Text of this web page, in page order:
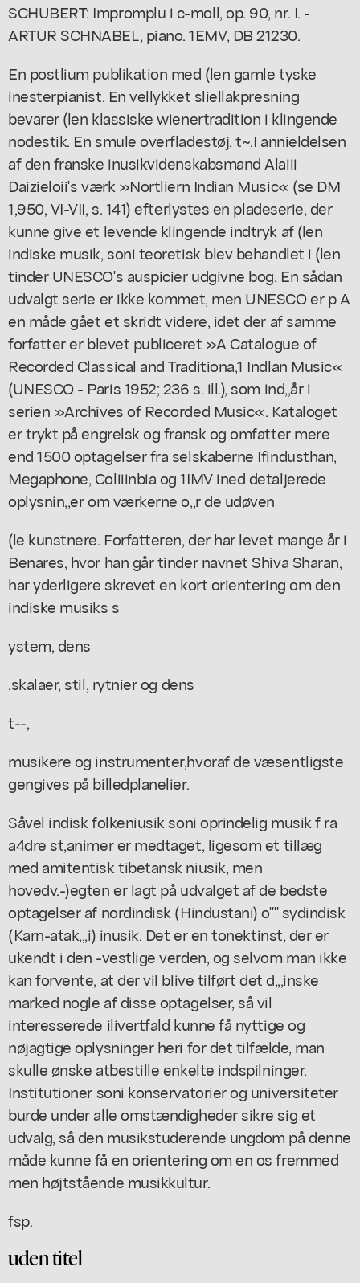
SCHUBERT: Impromplu i c-moll, op. 90, nr. I. -
ARTUR SCHNABEL, piano. 1EMV, DB 21230.
En postlium publikation med (len gamle tyske
inesterpianist. En vellykket sliellakpresning
bevarer (len klassiske wienertradition i klingende
nodestik. En smule overfladestøj. t~.I annieldelsen
af den franske inusikvidenskabsmand Alaiii
Daizieloii's værk »Nortliern Indian Music« (se DM
1,950, VI-VII, s. 141) efterlystes en pladeserie, der
kunne give et levende klingende indtryk af (len
indiske musik, soni teoretisk blev behandlet i (len
tinder UNESCO's auspicier udgivne bog. En sådan
udvalgt serie er ikke kommet, men UNESCO er p A
en måde gået et skridt videre, idet der af samme
forfatter er blevet publiceret »A Catalogue of
Recorded Classical and Traditiona,1 Indlan Music«
(UNESCO - Paris 1952; 236 s. ill.), som ind,,år i
serien »Archives of Recorded Music«. Kataloget
er trykt på engrelsk og fransk og omfatter mere
end 1500 optagelser fra selskaberne Ifindusthan,
Megaphone, Coliiinbia og 1IMV ined detaljerede
oplysnin,,er om værkerne o,,r de udøven
(le kunstnere. Forfatteren, der har levet mange år i
Benares, hvor han går tinder navnet Shiva Sharan,
har yderligere skrevet en kort orientering om den
indiske musiks s
ystem, dens
.skalaer, stil, rytnier og dens
t--,
musikere og instrumenter,hvoraf de væsentligste
gengives på billedplanelier.
Såvel indisk folkeniusik soni oprindelig musik f ra
a4dre st,animer er medtaget, ligesom et tillæg
med amitentisk tibetansk niusik, men
hovedv.-)egten er lagt på udvalget af de bedste
optagelser af nordindisk (Hindustani) o"" sydindisk
(Karn-atak,,,i) inusik. Det er en tonektinst, der er
ukendt i den -vestlige verden, og selvom man ikke
kan forvente, at der vil blive tilført det d,,,inske
marked nogle af disse optagelser, så vil
interesserede ilivertfald kunne få nyttige og
nøjagtige oplysninger heri for det tilfælde, man
skulle ønske atbestille enkelte indspilninger.
Institutioner soni konservatorier og universiteter
burde under alle omstændigheder sikre sig et
udvalg, så den musikstuderende ungdom på denne
måde kunne få en orientering om en os fremmed
men højtstående musikkultur.
fsp.
uden titel